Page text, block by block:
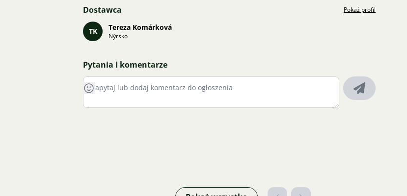
Dostawca Pokaż profil
TK Tereza Komárková
Nýrsko
Pytania i komentarze